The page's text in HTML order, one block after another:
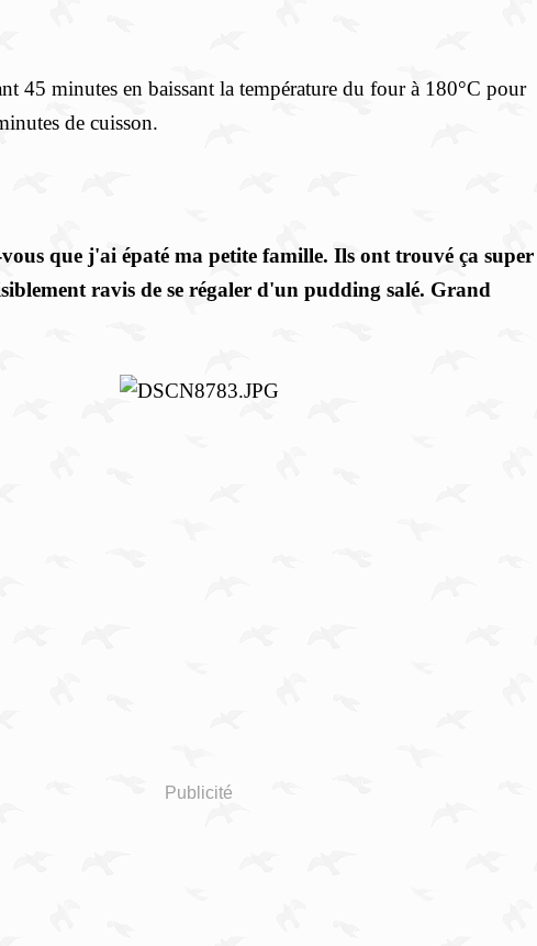
45 minutes en baissant la température du four à 180°C pour
de cuisson.
que j'ai épaté ma petite famille. Ils ont trouvé ça super
ravis de se régaler d'un pudding salé. Grand
Publicité